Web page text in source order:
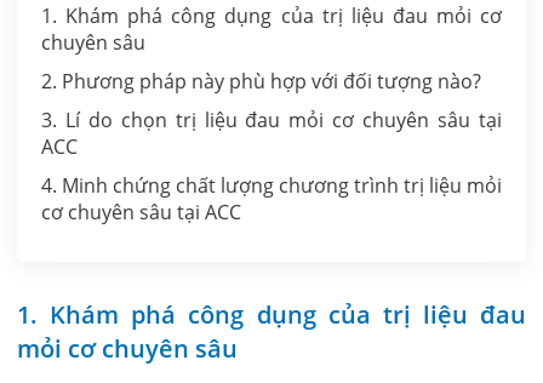
1. Khám phá công dụng của trị liệu đau mỏi cơ
chuyên sâu
2. Phương pháp này phù hợp với đối tượng nào?
3. Lí do chọn trị liệu đau mỏi cơ chuyên sâu tại
ACC
4. Minh chứng chất lượng chương trình trị liệu mỏi
cơ chuyên sâu tại ACC
1. Khám phá công dụng của trị liệu đau
mỏi cơ chuyên sâu